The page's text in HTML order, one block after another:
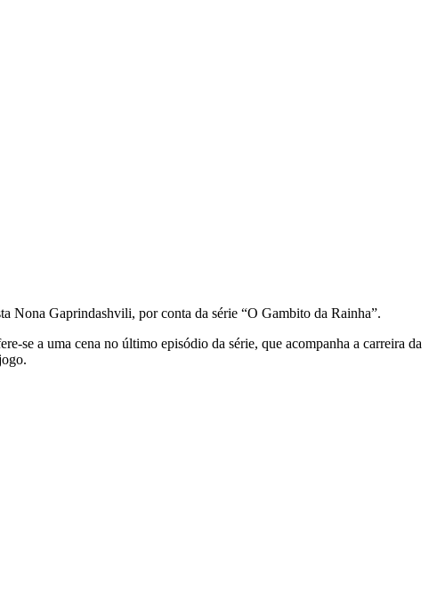
Nona Gaprindashvili, por conta da série “O Gambito da Rainha”.
se a uma cena no último episódio da série, que acompanha a carreira da